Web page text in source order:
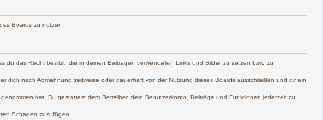
Boards zu nutzen.
das Recht besitzt, die in deinen Beiträgen verwendeten Links und Bilder zu setzen bzw. zu
nach Abmahnung zeitweise oder dauerhaft von der Nutzung dieses Boards ausschließen und dir ein
hat. Du gestattest dem Betreiber, dein Benutzerkonto, Beiträge und Funktionen jederzeit zu
Schaden zuzufügen.